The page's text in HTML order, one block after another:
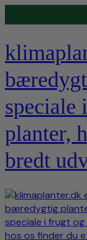
planter,
bredt